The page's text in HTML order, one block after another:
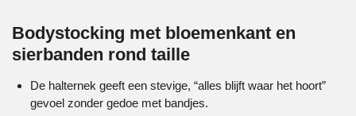
Bodystocking met bloemenkant en
sierbanden rond taille
De halternek geeft een stevige, “alles blijft waar het hoort”
gevoel zonder gedoe met bandjes.